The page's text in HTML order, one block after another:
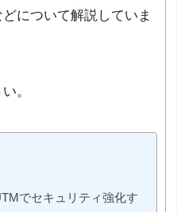
について解説していま
。
でセキュリティ強化す